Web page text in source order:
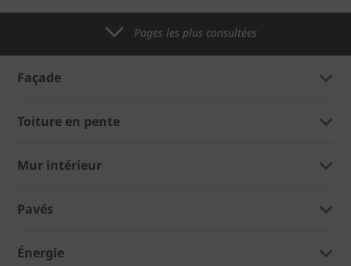
Pages les plus consultées
Façade
Toiture en pente
Mur intérieur
Pavés
Énergie